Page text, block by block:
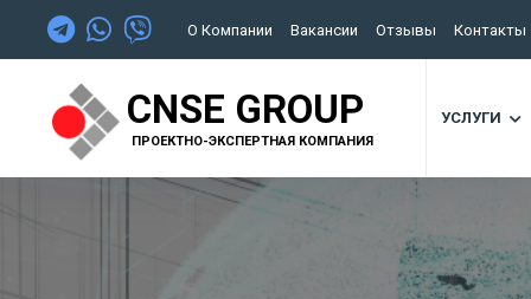
О Компании Вакансии Отзывы Контакты
CNSE GROUP
ПРОЕКТНО-ЭКСПЕРТНАЯ КОМПАНИЯ
УСЛУГИ